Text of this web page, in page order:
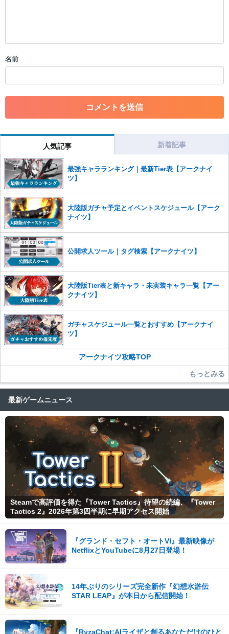
・一度削除された投稿を再び投稿すること
・アカウントの売買など金銭が絡む内容の投稿
・各ゲームのネタバレを含む内容の投稿
・その他、管理者が不適切と判断した投稿
だけますでしょうか。
※投稿内容を確認後、順次対応さ
せていただきます。ご了承ください。
※一度削除したコメントは復元ができませんのでご注意くだ
さい。
また、過度な利用規約の違反や、弊社に損害の及ぶ内容の書き込みがあ
った場合は、法的措置をとらせていただく場合もございますので、あら
かじめご理解くださいませ。
名前
人気記事 新着記事
最強キャラランキング｜最新Tier表【アークナイ
ツ】
大陸版ガチャ予定とイベントスケジュール【アーク
ナイツ】
公開求人ツール｜タグ検索【アークナイツ】
大陸版Tier表と新キャラ・未実装キャラ一覧【アー
クナイツ】
ガチャスケジュール一覧とおすすめ【アークナイ
ツ】
アークナイツ攻略TOP
もっとみる
最新ゲームニュース
Steamで高評価を得た『Tower Tactics』待望の続編、『Tower
Tactics 2』2026年第3四半期に早期アクセス開始
『グランド・セフト・オートVI』最新映像が
NetflixとYouTubeに8月27日登場！
14年ぶりのシリーズ完全新作『幻想水滸伝
STAR LEAP』が本日から配信開始！
『RyzaChat:AIライザと創るあなただけのひと